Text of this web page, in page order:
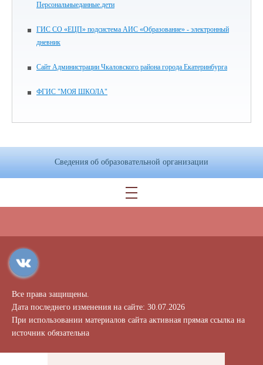
Персональныеданные.дети
ГИС СО «ЕЦП» подсистема АИС «Образование» - электронный
дневник
Сайт Администрации Чкаловского района города Екатеринбурга
ФГИС "МОЯ ШКОЛА"
Сведения об образовательной организации
Все права защищены.
Дата последнего изменения на сайте: 30.07.2026
При использовании материалов сайта активная прямая ссылка на
источник обязательна